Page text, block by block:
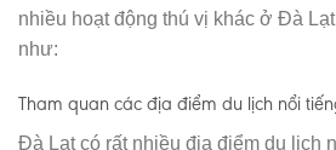
nhiều hoạt động thú vị khác ở Đà
như:
Tham quan các địa điểm du lịch nổi
Đà Lạt có rất nhiều địa điểm du lịch